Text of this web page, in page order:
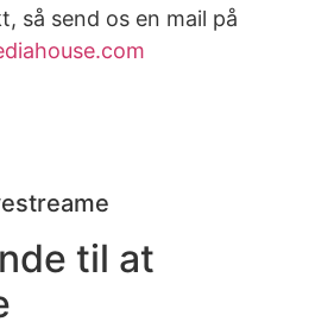
så send os en mail på
til at